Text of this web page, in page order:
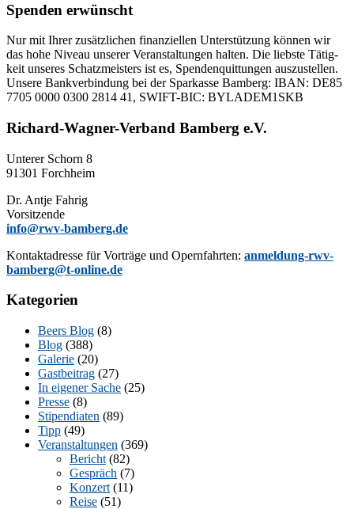
Spenden erwünscht
Nur mit Ih­rer zu­sätz­li­chen fi­nan­zi­el­len Un­ter­stüt­zung kön­nen wir
das hohe Ni­veau un­se­rer Ver­an­stal­tun­gen hal­ten. Die liebs­te Tä­tig­
keit un­se­res Schatz­meis­ters ist es, Spen­den­quit­tun­gen aus­zu­stel­len.
Un­se­re Bank­ver­bin­dung bei der Spar­kas­se Bam­berg: IBAN: DE85
7705 0000 0300 2814 41, SWIFT-BIC: BYLADEM1SKB
Richard-Wagner-Verband Bamberg e.V.
Un­te­rer Schorn 8
91301 Forchheim
Dr. Ant­je Fahrig
Vorsitzende
info@rwv-bamberg.de
Kon­takt­adres­se für Vor­trä­ge und Opern­fahr­ten: anmeldung-rwv-
bamberg@t-online.de
Kategorien
Beers Blog (8)
Blog (388)
Galerie (20)
Gastbeitrag (27)
In eigener Sache (25)
Presse (8)
Stipendiaten (89)
Tipp (49)
Veranstaltungen (369)
Bericht (82)
Gespräch (7)
Konzert (11)
Reise (51)